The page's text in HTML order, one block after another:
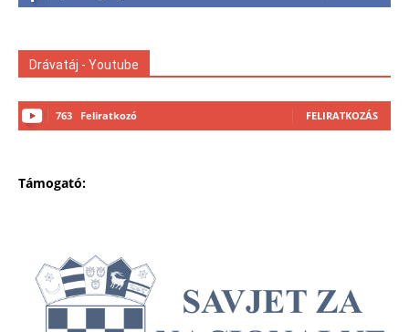
Drávatáj - Youtube
763 Feliratkozó FELIRATKOZÁS
Támogató: